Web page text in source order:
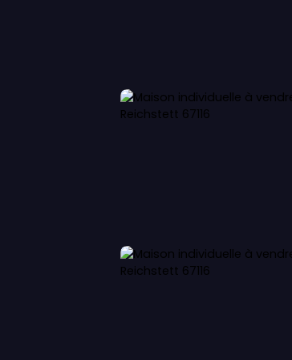
OFFRE IMMO-SENIOR Service